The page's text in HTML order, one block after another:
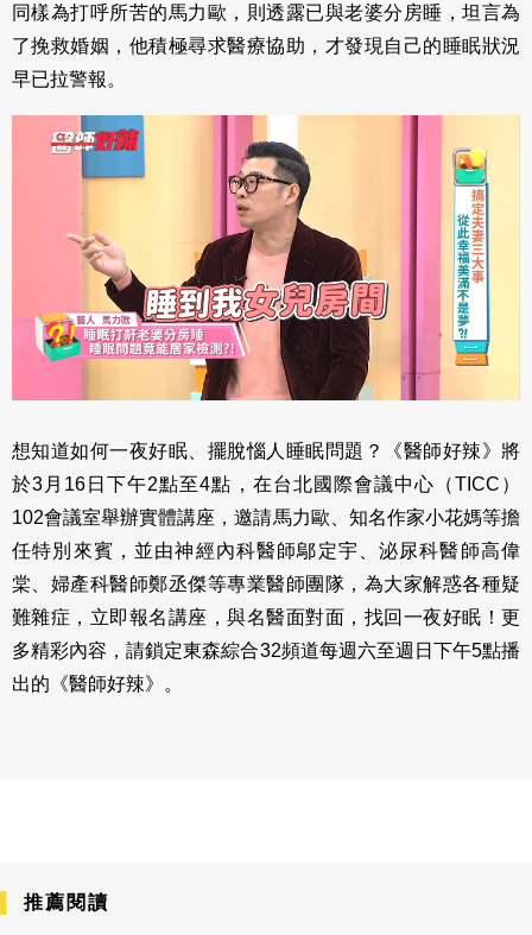
同樣為打呼所苦的馬力歐，則透露已與老婆分房睡，坦言為
了挽救婚姻，他積極尋求醫療協助，才發現自己的睡眠狀況
早已拉警報。
想知道如何一夜好眠、擺脫惱人睡眠問題？《醫師好辣》將
於3月16日下午2點至4點，在台北國際會議中心（TICC）
102會議室舉辦實體講座，邀請馬力歐、知名作家小花媽等擔
任特別來賓，並由神經內科醫師鄔定宇、泌尿科醫師高偉
棠、婦產科醫師鄭丞傑等專業醫師團隊，為大家解惑各種疑
難雜症，立即報名講座，與名醫面對面，找回一夜好眠！更
多精彩內容，請鎖定東森綜合32頻道每週六至週日下午5點播
出的《醫師好辣》。
推薦閱讀